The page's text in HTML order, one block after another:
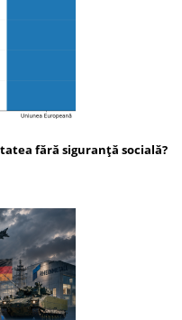
fără siguranță socială?